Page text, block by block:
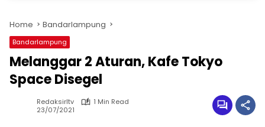
Home Bandarlampung
Bandarlampung
Melanggar 2 Aturan, Kafe Tokyo
Space Disegel
Redaksirltv
1 Min Read
23/07/2021